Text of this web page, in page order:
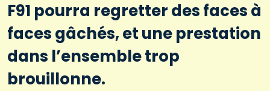
F91 pourra regretter des faces à
faces gâchés, et une prestation
dans l’ensemble trop
brouillonne.